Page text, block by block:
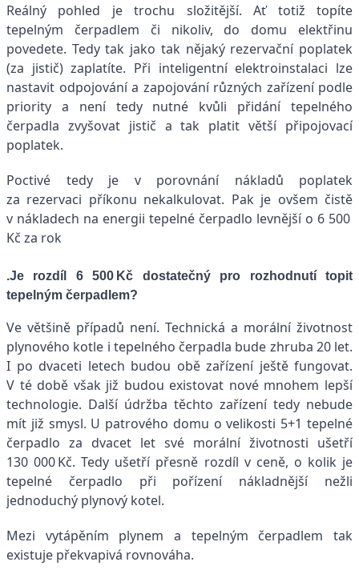
Reálný pohled je trochu složitější. Ať totiž topíte
tepelným čerpadlem či nikoliv, do domu elektřinu
povedete. Tedy tak jako tak nějaký rezervační poplatek
(za jistič) zaplatíte. Při inteligentní elektroinstalaci lze
nastavit odpojování a zapojování různých zařízení podle
priority a není tedy nutné kvůli přidání tepelného
čerpadla zvyšovat jistič a tak platit větší připojovací
poplatek.
Poctivé tedy je v porovnání nákladů poplatek
za rezervaci příkonu nekalkulovat. Pak je ovšem čistě
v nákladech na energii tepelné čerpadlo levnější o 6 500
Kč za rok
.Je rozdíl 6 500 Kč dostatečný pro rozhodnutí topit
tepelným čerpadlem?
Ve většině případů není. Technická a morální životnost
plynového kotle i tepelného čerpadla bude zhruba 20 let.
I po dvaceti letech budou obě zařízení ještě fungovat.
V té době však již budou existovat nové mnohem lepší
technologie. Další údržba těchto zařízení tedy nebude
mít již smysl. U patrového domu o velikosti 5+1 tepelné
čerpadlo za dvacet let své morální životnosti ušetří
130 000 Kč. Tedy ušetří přesně rozdíl v ceně, o kolik je
tepelné čerpadlo při pořízení nákladnější nežli
jednoduchý plynový kotel.
Mezi vytápěním plynem a tepelným čerpadlem tak
existuje překvapivá rovnováha.